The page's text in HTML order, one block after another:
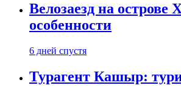
Велозаезд на
особенности
6 дней спустя
Турагент Кашыр: